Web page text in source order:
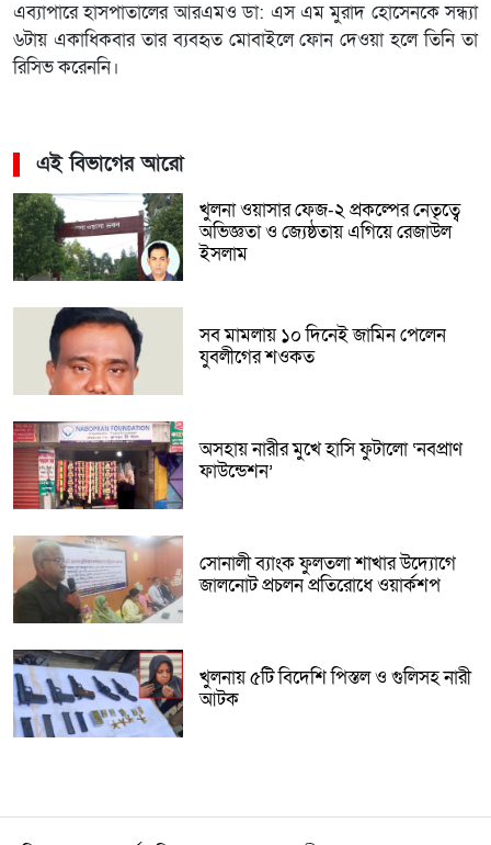
এব্যাপারে হাসপাতালের আরএমও ডা: এস এম মুরাদ হোসেনকে সন্ধ্যা
৬টায় একাধিকবার তার ব্যবহৃত মোবাইলে ফোন দেওয়া হলে তিনি তা
রিসিভ করেননি।
এই বিভাগের আরো
খুলনা ওয়াসার ফেজ-২ প্রকল্পের নেতৃত্বে
অভিজ্ঞতা ও জ্যেষ্ঠতায় এগিয়ে রেজাউল
ইসলাম
সব মামলায় ১০ দিনেই জামিন পেলেন
যুবলীগের শওকত
অসহায় নারীর মুখে হাসি ফুটালো ‘নবপ্রাণ
ফাউন্ডেশন’
সোনালী ব্যাংক ফুলতলা শাখার উদ্যোগে
জালনোট প্রচলন প্রতিরোধে ওয়ার্কশপ
খুলনায় ৫টি বিদেশি পিস্তল ও গুলিসহ নারী
আটক